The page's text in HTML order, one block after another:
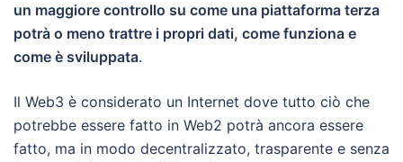
un maggiore controllo su come una piattaforma terza
potrà o meno trattre i propri dati, come funziona e
come è sviluppata.
Il Web3 è considerato un Internet dove tutto ciò che
potrebbe essere fatto in Web2 potrà ancora essere
fatto, ma in modo decentralizzato, trasparente e senza